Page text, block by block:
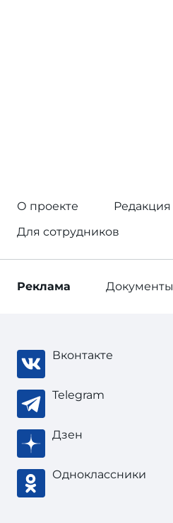
О проекте
Редакция
Для сотрудников
Реклама Документы
Вконтакте
Telegram
Дзен
Одноклассники